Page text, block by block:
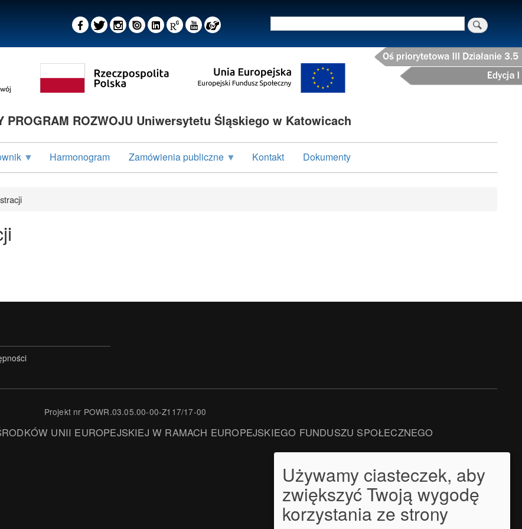
PROGRAM ROZWOJU Uniwersytetu Śląskiego w Katowicach
Harmonogram Zamówienia publiczne Kontakt Dokumenty
Projekt nr POWR.03.05.00-00-Z117/17-00
UNII EUROPEJSKIEJ W RAMACH EUROPEJSKIEGO FUNDUSZU SPOŁECZNEGO
Używamy ciasteczek, aby
zwiększyć Twoją wygodę
korzystania ze strony